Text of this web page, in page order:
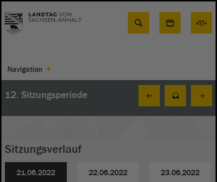
Suche
Navigation
12. Sitzungsperiode
Sitzungsverlauf
21.06.2022 22.06.2022 23.06.2022